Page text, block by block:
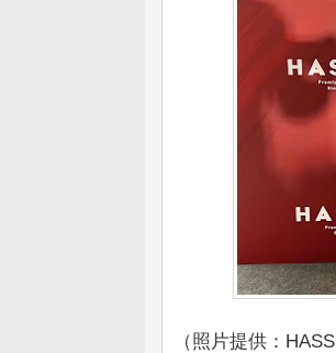
（照片提供：